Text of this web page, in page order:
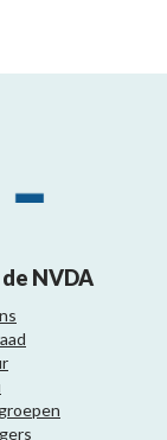
NVDA